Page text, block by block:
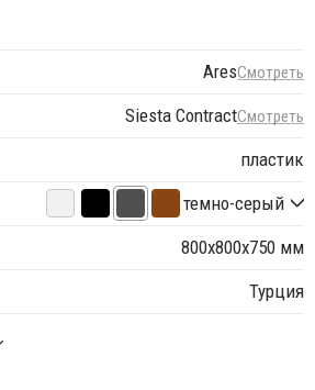
AresСмотреть
Siesta ContractСмотреть
пластик
темно-серый
800х800х750 мм
Турция